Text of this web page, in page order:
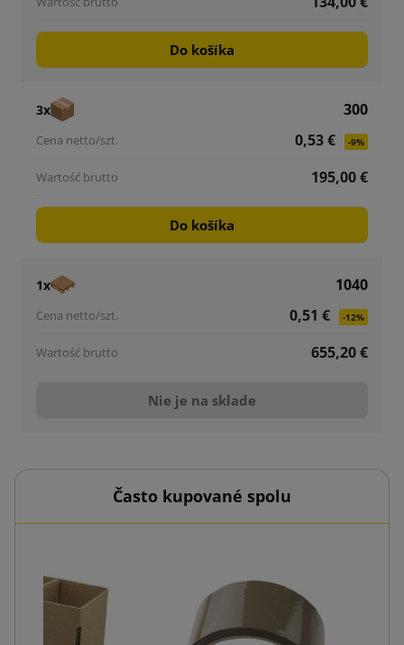
Do košíka
3x
300
0,53 €
-9%
195,00 €
Do košíka
1x
1040
0,51 €
-12%
655,20 €
Nie je na sklade
Často kupované spolu